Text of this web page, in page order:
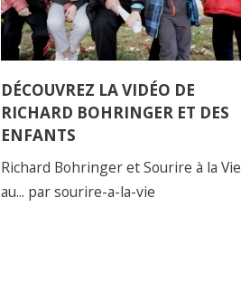
DÉCOUVREZ LA VIDÉO DE
RICHARD BOHRINGER ET DES
ENFANTS
Richard Bohringer et Sourire à la Vie
au... par sourire-a-la-vie